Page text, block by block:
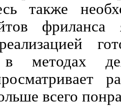
также
в методах
всего